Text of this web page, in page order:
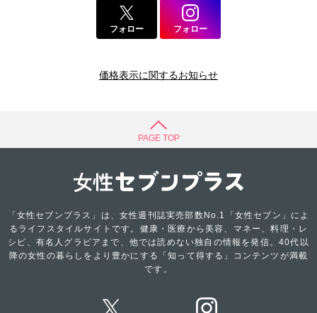
フォロー フォロー
価格表示に関するお知らせ
PAGE TOP
「女性セブンプラス」は、女性週刊誌実売部数No.1「女性セブン」によ
るライフスタイルサイトです。健康・医療から美容、マネー、料理・レ
シピ、有名人グラビアまで、他では読めない独自の情報を発信。40代以
降の女性の暮らしをより豊かにする「知って得する」コンテンツが満載
です。